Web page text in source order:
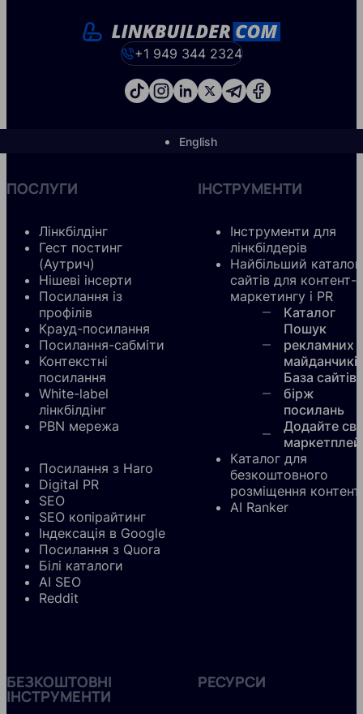
+1 949 344 2324
English
ПОСЛУГИ
Лінкбілдінг
Гест постинг
(Аутрич)
Нішеві інсерти
Посилання із
профілів
Крауд-посилання
Посилання-сабміти
Контекстні
посилання
White-label
лінкбілдінг
PBN мережа
Посилання з Haro
Digital PR
SEO
SEO копірайтинг
Індексація в Google
Посилання з Quora
Білі каталоги
AI SEO
Reddit
ІНСТРУМЕНТИ
Інструменти для
лінкбілдерів
Найбільший каталог
сайтів для контент-
маркетингу і PR
Каталог
Пошук
рекламних
База сайтів
бірж
посилань
Додайте
Каталог для
безкоштовного
розміщення
AI Ranker
БЕЗКОШТОВНІ
ІНСТРУМЕНТИ
РЕСУРСИ